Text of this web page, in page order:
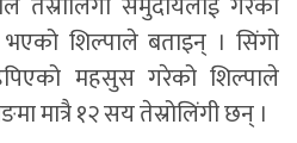
शिल्पाले बताइन् । सिंगो
महसुस गरेको शिल्पाले
मात्रै १२ सय तेस्रोलिंगी छन् ।